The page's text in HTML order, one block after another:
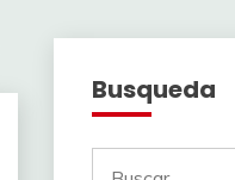
Busqueda